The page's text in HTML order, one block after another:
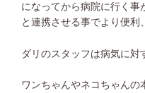
になってから病院に行く
と連携させる事でより便
ダリのスタッフは病気に
ワンちゃんやネコちゃん